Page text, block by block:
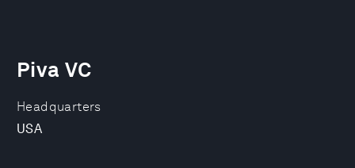
Headquarters
USA
Piva VC